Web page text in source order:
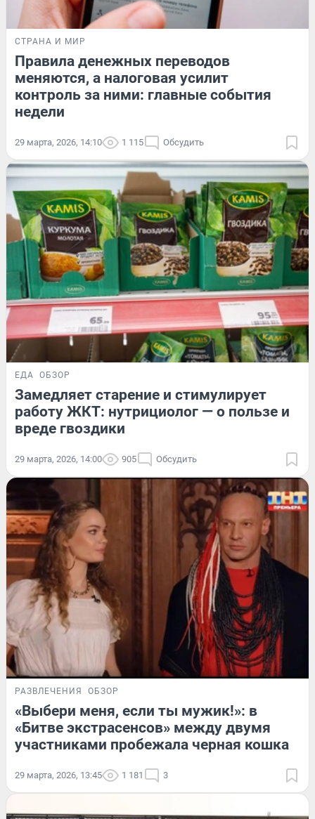
СТРАНА И МИР
Правила денежных переводов
меняются, а налоговая усилит
контроль за ними: главные события
недели
29 марта, 2026, 14:10 1 115 Обсудить
ЕДА ОБЗОР
Замедляет старение и стимулирует
работу ЖКТ: нутрициолог — о пользе и
вреде гвоздики
29 марта, 2026, 14:00 905 Обсудить
РАЗВЛЕЧЕНИЯ ОБЗОР
«Выбери меня, если ты мужик!»: в
«Битве экстрасенсов» между двумя
участниками пробежала черная кошка
29 марта, 2026, 13:45 1 181 3